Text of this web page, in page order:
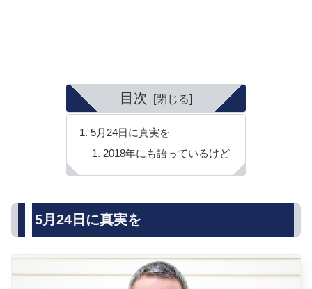
目次
5月24日に真実を
2018年にも語っているけど
5月24日に真実を